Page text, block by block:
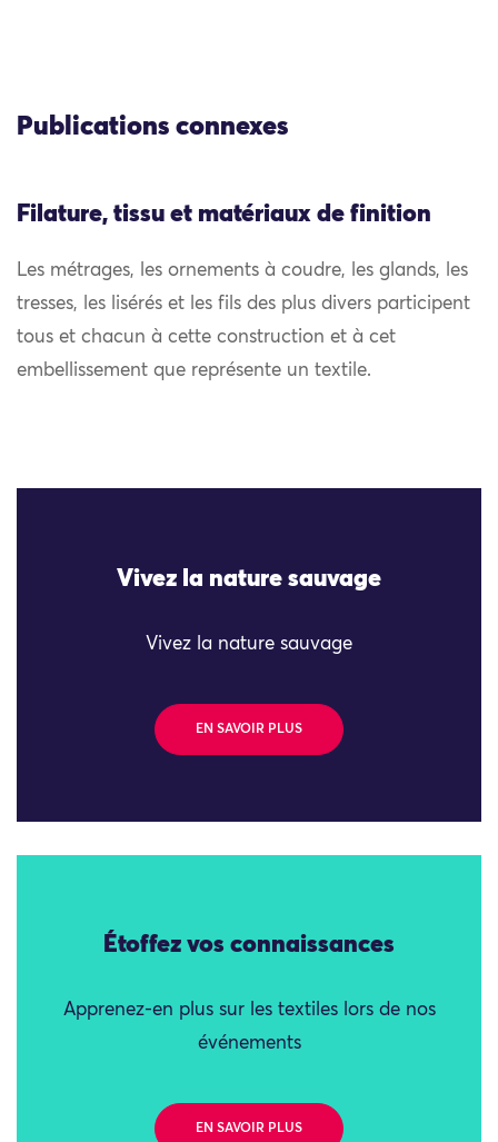
Publications connexes
Filature, tissu et matériaux de finition
Les métrages, les ornements à coudre, les glands, les
tresses, les lisérés et les fils des plus divers participent
tous et chacun à cette construction et à cet
embellissement que représente un textile.
Vivez la nature sauvage
Vivez la nature sauvage
EN SAVOIR PLUS
Étoffez vos connaissances
Apprenez-en plus sur les textiles lors de nos
événements
EN SAVOIR PLUS